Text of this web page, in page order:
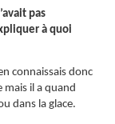
pas
à quoi
connaissais donc
il a quand
dans la glace.